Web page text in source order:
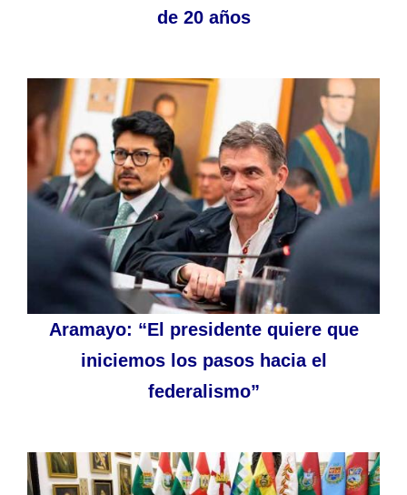
de 20 años
Aramayo: “El presidente quiere que
iniciemos los pasos hacia el
federalismo”